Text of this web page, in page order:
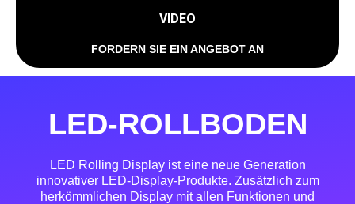
VIDEO
FORDERN SIE EIN ANGEBOT AN
LED-ROLLBODEN
LED Rolling Display ist eine neue Generation
innovativer LED-Display-Produkte. Zusätzlich zum
herkömmlichen Display mit allen Funktionen und